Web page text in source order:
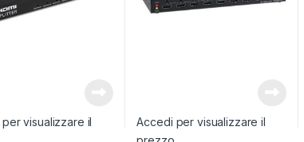
visualizzare il
Accedi per visualizzare il